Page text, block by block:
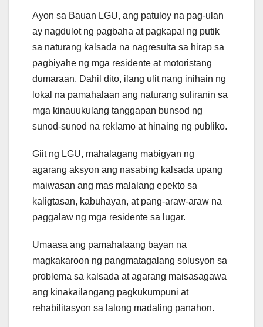
Ayon sa Bauan LGU, ang patuloy na pag-ulan
ay nagdulot ng pagbaha at pagkapal ng putik
sa naturang kalsada na nagresulta sa hirap sa
pagbiyahe ng mga residente at motoristang
dumaraan. Dahil dito, ilang ulit nang inihain ng
lokal na pamahalaan ang naturang suliranin sa
mga kinauukulang tanggapan bunsod ng
sunod-sunod na reklamo at hinaing ng publiko.
Giit ng LGU, mahalagang mabigyan ng
agarang aksyon ang nasabing kalsada upang
maiwasan ang mas malalang epekto sa
kaligtasan, kabuhayan, at pang-araw-araw na
paggalaw ng mga residente sa lugar.
Umaasa ang pamahalaang bayan na
magkakaroon ng pangmatagalang solusyon sa
problema sa kalsada at agarang maisasagawa
ang kinakailangang pagkukumpuni at
rehabilitasyon sa lalong madaling panahon.